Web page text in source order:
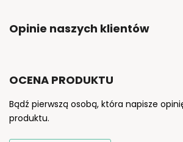
Opinie naszych klientów
OCENA PRODUKTU
Bądź pierwszą osobą, która napisze
produktu.